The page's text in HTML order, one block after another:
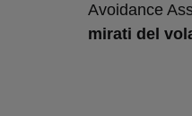
Avoidance
mirati del